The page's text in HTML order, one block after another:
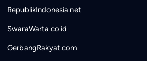
RepublikIndonesia.net
SwaraWarta.co.id
GerbangRakyat.com